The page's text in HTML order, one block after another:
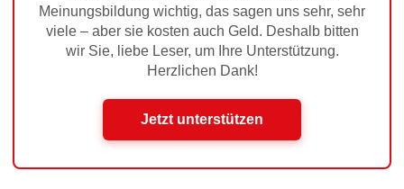
Meinungsbildung wichtig, das sagen uns sehr, sehr
viele – aber sie kosten auch Geld. Deshalb bitten
wir Sie, liebe Leser, um Ihre Unterstützung.
Herzlichen Dank!
Jetzt unterstützen